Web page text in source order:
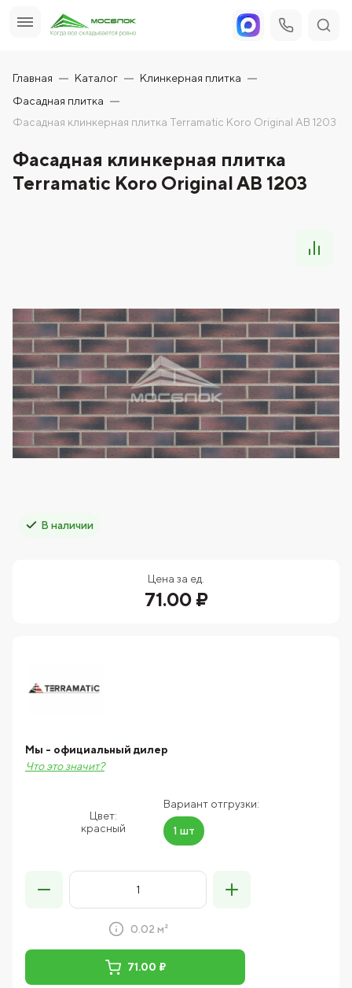
Главная Каталог
Клинкерная плитка
Фасадная плитка
Фасадная клинкерная плитка Terramatic Koro Original AB 1203
Фасадная клинкерная плитка
Terramatic Koro Original AB 1203
В наличии
Цена за ед.
71.00 ₽
Цвет:
красный
Вариант отгрузки:
1 шт
Мы - официальный дилер
Что это значит?
0.02 м²
71.00 ₽